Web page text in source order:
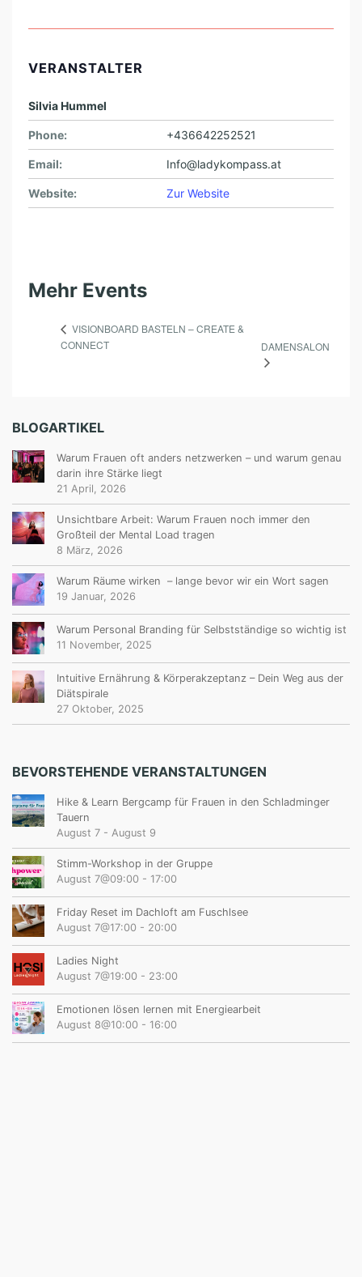
VERANSTALTER
Silvia Hummel
Phone: +436642252521
Email: Info@ladykompass.at
Website: Zur Website
Mehr Events
VISIONBOARD BASTELN – CREATE &
CONNECT
DAMENSALON
BLOGARTIKEL
Warum Frauen oft anders netzwerken – und warum genau
darin ihre Stärke liegt
21 April, 2026
Unsichtbare Arbeit: Warum Frauen noch immer den
Großteil der Mental Load tragen
8 März, 2026
Warum Räume wirken – lange bevor wir ein Wort sagen
19 Januar, 2026
Warum Personal Branding für Selbstständige so wichtig ist
11 November, 2025
Intuitive Ernährung & Körperakzeptanz – Dein Weg aus der
Diätspirale
27 Oktober, 2025
BEVORSTEHENDE VERANSTALTUNGEN
Hike & Learn Bergcamp für Frauen in den Schladminger
Tauern
August 7 - August 9
Stimm-Workshop in der Gruppe
August 7@09:00 - 17:00
Friday Reset im Dachloft am Fuschlsee
August 7@17:00 - 20:00
Ladies Night
August 7@19:00 - 23:00
Emotionen lösen lernen mit Energiearbeit
August 8@10:00 - 16:00